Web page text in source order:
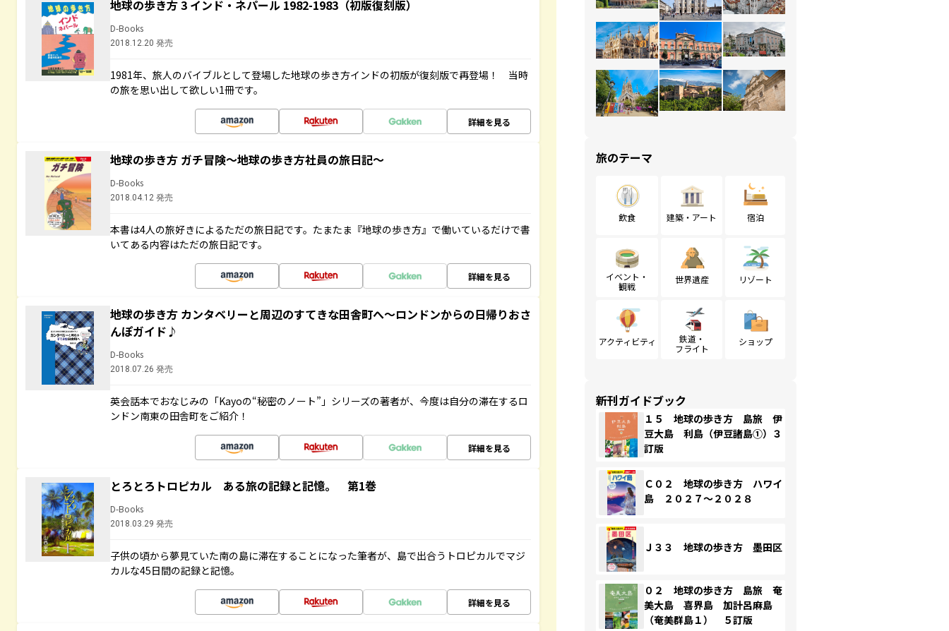
地球の歩き方 3 インド・ネパール 1982-1983（初版復刻版）
D-Books
2018.12.20 発売
1981年、旅人のバイブルとして登場した地球の歩き方インドの初版が復刻版で再登場！ 当時
の旅を思い出して欲しい1冊です。
詳細を見る
地球の歩き方 ガチ冒険～地球の歩き方社員の旅日記～
D-Books
2018.04.12 発売
本書は4人の旅好きによるただの旅日記です。たまたま『地球の歩き方』で働いているだけで書
いてある内容はただの旅日記です。
詳細を見る
地球の歩き方 カンタベリーと周辺のすてきな田舎町へ～ロンドンからの日帰りおさ
んぽガイド♪
D-Books
2018.07.26 発売
英会話本でおなじみの「Kayoの“秘密のノート”」シリーズの著者が、今度は自分の滞在するロ
ンドン南東の田舎町をご紹介！
詳細を見る
とろとろトロピカル ある旅の記録と記憶。 第1巻
D-Books
2018.03.29 発売
子供の頃から夢見ていた南の島に滞在することになった筆者が、島で出合うトロピカルでマジ
カルな45日間の記録と記憶。
詳細を見る
旅のテーマ
飲食 建築・アート 宿泊
イベント・
観戦
世界遺産 リゾート
アクティビティ
鉄道・
フライト
ショップ
新刊ガイドブック
１５ 地球の歩き方 島旅 伊
豆大島 利島（伊豆諸島①）３
訂版
Ｃ０２ 地球の歩き方 ハワイ
島 ２０２７～２０２８
Ｊ３３ 地球の歩き方 墨田区
０２ 地球の歩き方 島旅 奄
美大島 喜界島 加計呂麻島
（奄美群島１） ５訂版